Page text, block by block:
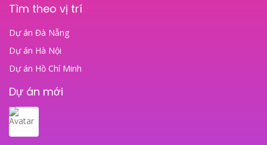
Tìm theo vị trí
Dự án Đà Nẵng
Dự án Hà Nội
Dự án Hồ Chí Minh
Dự án mới